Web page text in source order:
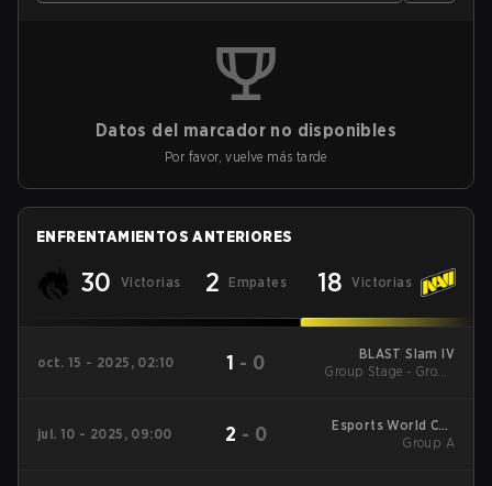
Datos del marcador no disponibles
Por favor, vuelve más tarde
ENFRENTAMIENTOS ANTERIORES
30 Victorias 2 Empates 18 Victorias
oct. 15 - 2025, 02:10 1 - 0
BLAST Slam IV
Group Stage - Group
jul. 10 - 2025, 09:00 2 - 0
Esports World Cup
2025 Dota2
Group A